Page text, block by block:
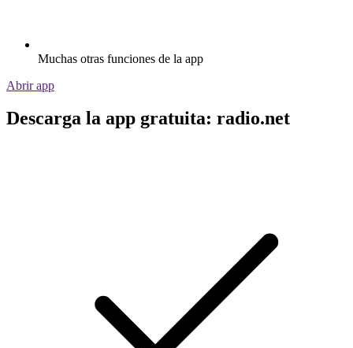
Muchas otras funciones de la app
Abrir app
Descarga la app gratuita: radio.net